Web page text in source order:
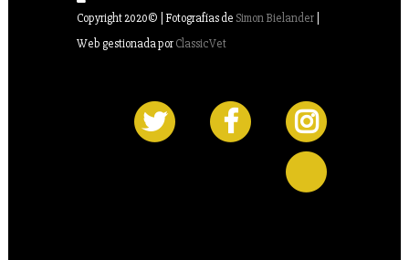
Copyright 2020© | Fotografías de Simon Bielander
Web gestionada porClassicVet